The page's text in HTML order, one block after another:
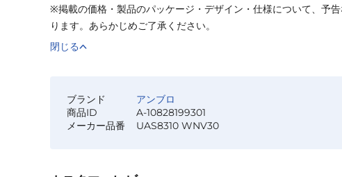
※掲載の価格・製品のパッケージ・デザイン・仕様について、予
ります。あらかじめご了承ください。
閉じる
ブランド
アンブロ
商品ID
A-10828199301
メーカー品番
UAS8310 WNV30